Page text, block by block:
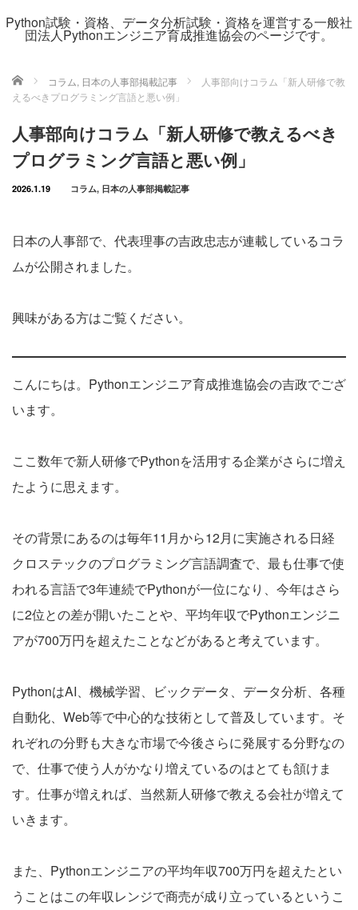
Python試験・資格、データ分析試験・資格を運営する一般社
団法人Pythonエンジニア育成推進協会のページです。
ホーム コラム, 日本の人事部掲載記事
人事部向けコラム「新人研修で教
えるべきプログラミング言語と悪い例」
人事部向けコラム「新人研修で教えるべき
プログラミング言語と悪い例」
2026.1.19 コラム, 日本の人事部掲載記事
日本の人事部で、代表理事の吉政忠志が連載しているコラ
ムが公開されました。
興味がある方はご覧ください。
こんにちは。Pythonエンジニア育成推進協会の吉政でござ
います。
ここ数年で新人研修でPythonを活用する企業がさらに増え
たように思えます。
その背景にあるのは毎年11月から12月に実施される日経
クロステックのプログラミング言語調査で、最も仕事で使
われる言語で3年連続でPythonが一位になり、今年はさら
に2位との差が開いたことや、平均年収でPythonエンジニ
アが700万円を超えたことなどがあると考えています。
PythonはAI、機械学習、ビックデータ、データ分析、各種
自動化、Web等で中心的な技術として普及しています。そ
れぞれの分野も大きな市場で今後さらに発展する分野なの
で、仕事で使う人がかなり増えているのはとても頷けま
す。仕事が増えれば、当然新人研修で教える会社が増えて
いきます。
また、Pythonエンジニアの平均年収700万円を超えたとい
うことはこの年収レンジで商売が成り立っているというこ